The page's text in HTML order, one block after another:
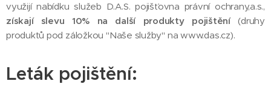
využijí nabídku služeb D.A.S. pojišťovna právní ochrany,a.s.,
získají slevu 10% na další produkty pojištění(druhy
produktů pod záložkou "Naše služby" na www.das.cz).
Leták pojištění: